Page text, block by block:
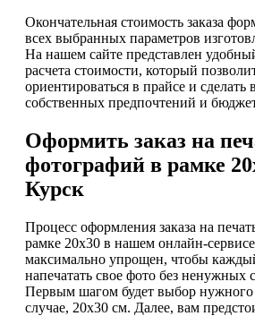
Окончательная стоимость заказа
всех выбранных параметров
На нашем сайте представлен
расчета стоимости, который
ориентироваться в прайсе и сделать
собственных предпочтений и
Оформить заказ на
фотографий в рамке
Курск
Процесс оформления заказа на
рамке 20х30 в нашем онлайн-
максимально упрощен, чтобы
напечатать свое фото без ненужных
Первым шагом будет выбор нужного
случае, 20х30 см. Далее, вам